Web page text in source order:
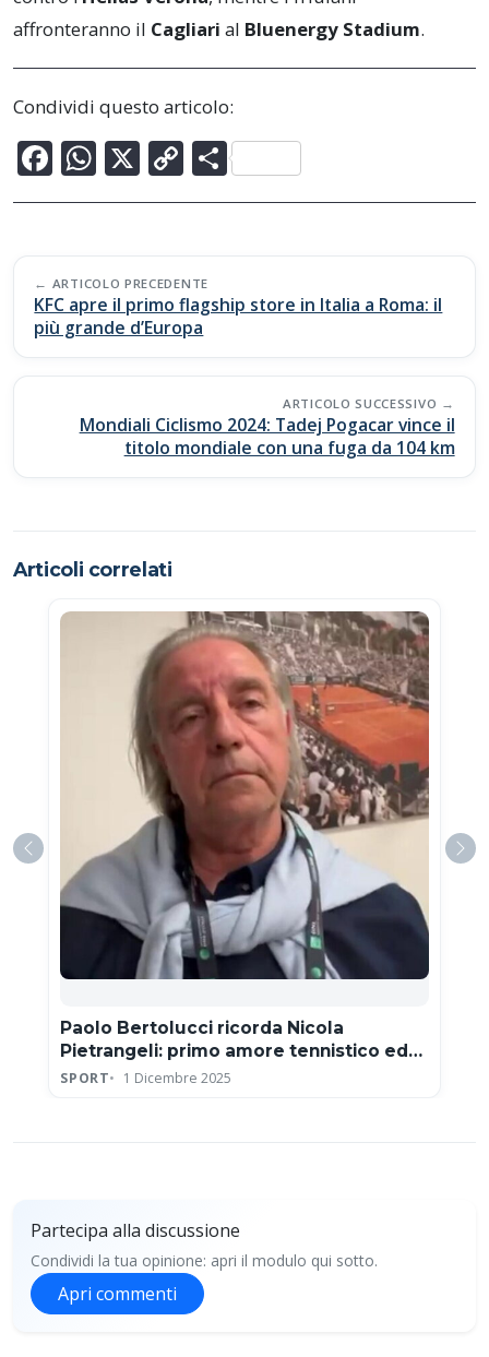
affronteranno il Cagliari al Bluenergy Stadium.
Condividi questo articolo:
F
ac
b
o
o
k
W
h
s
A
p
p
X C
o
y
Li
n
k
C
o
di
vi
Post
navigation
ARTICOLO PRECEDENTE
KFC apre il primo flagship store in Italia a Roma: il
più grande d’Europa
ARTICOLO SUCCESSIVO
Mondiali Ciclismo 2024: Tadej Pogacar vince il
titolo mondiale con una fuga da 104 km
Articoli correlati
Paolo Bertolucci ricorda Nicola
Pietrangeli: primo amore tennistico ed
eroe della Coppa Davis
SPORT 1 Dicembre 2025
Partecipa alla discussione
Condividi la tua opinione: apri il modulo qui sotto.
Apri commenti